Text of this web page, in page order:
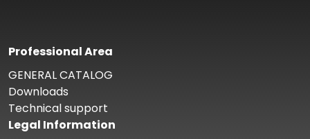
Professional Area
GENERAL CATALOG
Downloads
Technical support
Legal Information